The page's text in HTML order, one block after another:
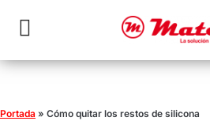
Portada » Cómo quitar los restos de silicona